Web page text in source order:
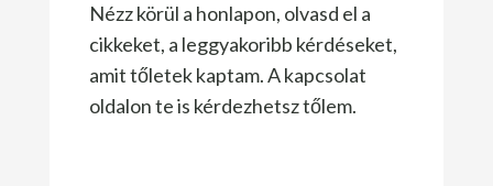
Nézz körül a honlapon, olvasd el a
cikkeket, a leggyakoribb kérdéseket,
amit tőletek kaptam. A kapcsolat
oldalon te is kérdezhetsz tőlem.